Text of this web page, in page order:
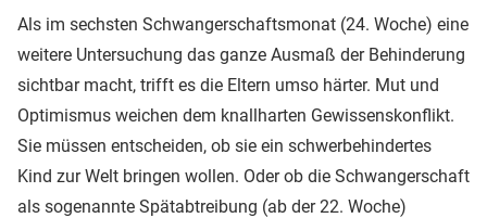
Als im sechsten Schwangerschaftsmonat (24. Woche) eine
weitere Untersuchung das ganze Ausmaß der Behinderung
sichtbar macht, trifft es die Eltern umso härter. Mut und
Optimismus weichen dem knallharten Gewissenskonflikt.
Sie müssen entscheiden, ob sie ein schwerbehindertes
Kind zur Welt bringen wollen. Oder ob die Schwangerschaft
als sogenannte Spätabtreibung (ab der 22. Woche)